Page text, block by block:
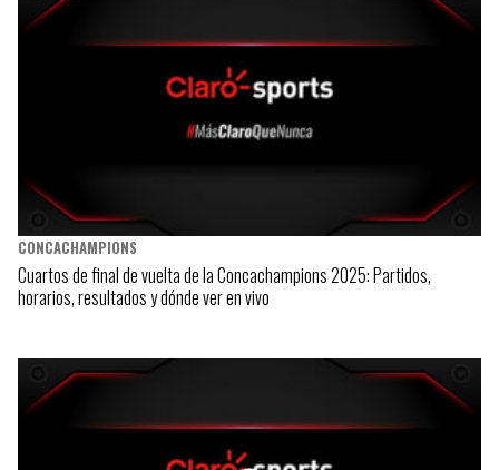
CONCACHAMPIONS
Cuartos de final de vuelta de la Concachampions 2025: Partidos,
horarios, resultados y dónde ver en vivo